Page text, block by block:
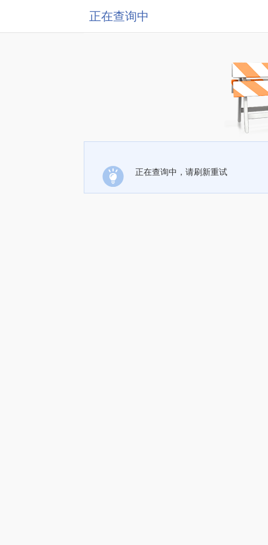
正在查询中
正在查询中，请刷新重试